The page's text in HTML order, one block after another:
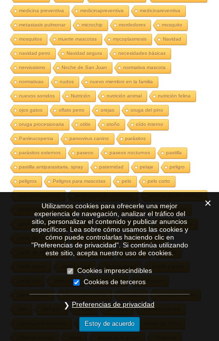
medicina preventiva medicinapreventiva medicinareventiva
metastasis pulmonar microchip mordedores mosquito
mosquitos muerte mascotas mycoplasmosis Navidad
navidad perro Navidad segura necesidades básicas
nerviosismo Noche de San Juan normativa mascota
normativas nudos nuevo miembro en la familia
nuevos sonidos Nutrición nutrición animal nutrición felina
ojos gatos olfato perro orejas oruga del pino
oruga procesionaria otitis otoño oído interno
Panleucopenia parvovirus canino parásitos
parásitos externos paseos paseos nocturnos pastilla
pastilla antiparasitaria. spray paternidad pelaje peligro
peligros Peligros para mascotas pelo pelo corto
perforación de intestino peritonitis perra perras y gatas
perro alimentación perro de asitencia perro de caza
perro de compañía Perro del faraón perro de raza
perro de salvamento perro mator perro mini perros
perro viejo Perro y gato perroygato
perro y gatos Perro y gato salud picadura picadura insecto
Piojos piometra piometra canina
pipetas placa
Utilizamos cookies para ofrecerle una mejor
experiencia de navegación, analizar el tráfico del
sitio, personalizar el contenido y publicar anuncios
específicos. Lea sobre cómo usamos las cookies y
cómo puede controlarlas haciendo clic en
"Preferencias de privacidad". Si continúa utilizando
este sitio, acepta nuestro uso de cookies.
Cookies imprescindibles
Cookies de terceros
Preferencias de privacidad
Estoy de acuerdo